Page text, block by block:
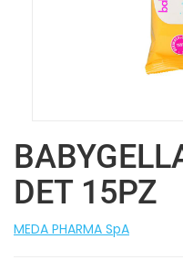
DET 15PZ
MEDA PHARMA SpA